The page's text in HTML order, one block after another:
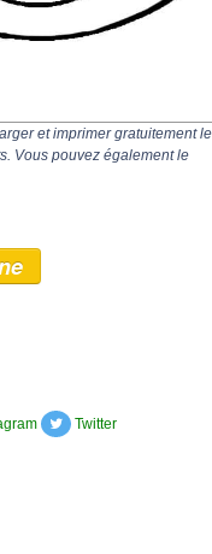
et imprimer gratuitement le
Vous pouvez également le
Twitter